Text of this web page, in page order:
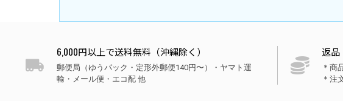
6,000円以上で送料無料（沖縄除く）
郵便局（ゆうパック・定形外郵便140円〜）・ヤマト運
輸・メール便・エコ配 他
返品
＊商
＊注